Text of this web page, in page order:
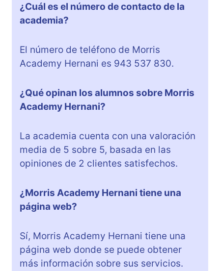
¿Cuál es el número de contacto de la
academia?
El número de teléfono de Morris
Academy Hernani es 943 537 830.
¿Qué opinan los alumnos sobre Morris
Academy Hernani?
La academia cuenta con una valoración
media de 5 sobre 5, basada en las
opiniones de 2 clientes satisfechos.
¿Morris Academy Hernani tiene una
página web?
Sí, Morris Academy Hernani tiene una
página web donde se puede obtener
más información sobre sus servicios.